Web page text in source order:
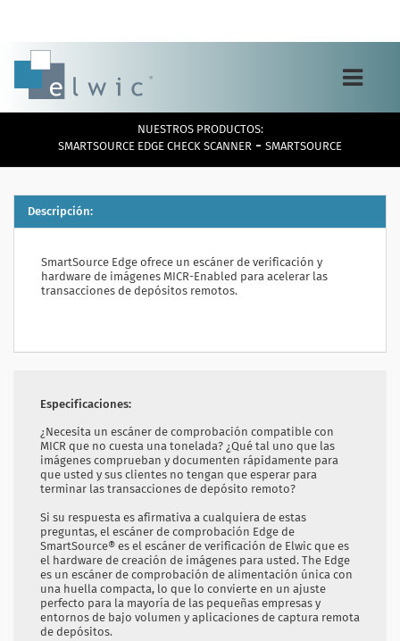
Toggle
navigation
NUESTROS PRODUCTOS:
SMARTSOURCE EDGE CHECK SCANNER - SMARTSOURCE
Descripción:
SmartSource Edge ofrece un escáner de verificación y
hardware de imágenes MICR-Enabled para acelerar las
transacciones de depósitos remotos.
Especificaciones:
¿Necesita un escáner de comprobación compatible con
MICR que no cuesta una tonelada? ¿Qué tal uno que las
imágenes comprueban y documenten rápidamente para
que usted y sus clientes no tengan que esperar para
terminar las transacciones de depósito remoto?
Si su respuesta es afirmativa a cualquiera de estas
preguntas, el escáner de comprobación Edge de
SmartSource® es el escáner de verificación de Elwic que es
el hardware de creación de imágenes para usted. The Edge
es un escáner de comprobación de alimentación única con
una huella compacta, lo que lo convierte en un ajuste
perfecto para la mayoría de las pequeñas empresas y
entornos de bajo volumen y aplicaciones de captura remota
de depósitos.